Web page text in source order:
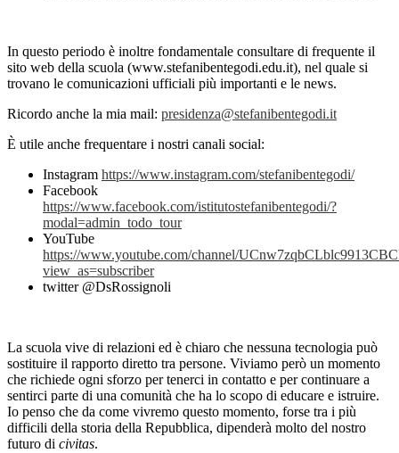
In questo periodo è inoltre fondamentale consultare di frequente il
sito web della scuola (www.stefanibentegodi.edu.it), nel quale si
trovano le comunicazioni ufficiali più importanti e le news.
Ricordo anche la mia mail: presidenza@stefanibentegodi.it
È utile anche frequentare i nostri canali social:
Instagram https://www.instagram.com/stefanibentegodi/
Facebook
https://www.facebook.com/istitutostefanibentegodi/?
modal=admin_todo_tour
YouTube
https://www.youtube.com/channel/
view_as=subscriber
twitter @DsRossignoli
La scuola vive di relazioni ed è chiaro che nessuna tecnologia può
sostituire il rapporto diretto tra persone. Viviamo però un momento
che richiede ogni sforzo per tenerci in contatto e per continuare a
sentirci parte di una comunità che ha lo scopo di educare e istruire.
Io penso che da come vivremo questo momento, forse tra i più
difficili della storia della Repubblica, dipenderà molto del nostro
futuro di civitas.